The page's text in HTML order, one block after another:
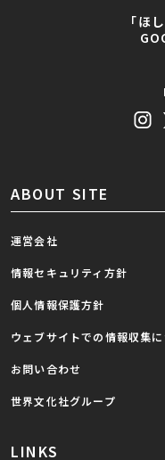
「ほ
ABOUT SITE
運営会社
情報セキュリティ方針
個人情報保護方針
ウェブサイトでの情報収集
お問い合わせ
世界文化社グループ
LINKS